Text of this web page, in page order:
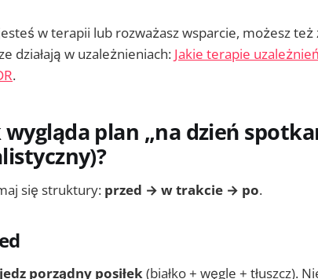
w terapii lub rozważasz wsparcie, możesz
działają w uzależnieniach: Jakie terapie
.
wygląda plan „na dzień
się struktury: przed → w trakcie → po.
porządny posiłek(białko + węgle + tłuszcz).